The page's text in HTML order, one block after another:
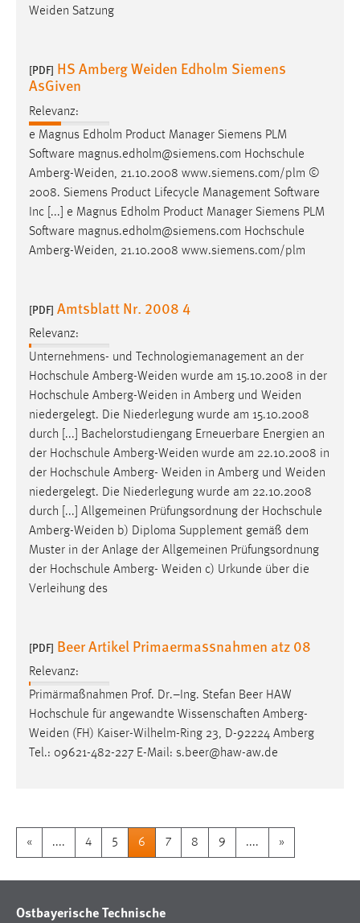
Weiden Satzung
[PDF] HS Amberg Weiden Edholm Siemens
AsGiven
Relevanz:
e Magnus Edholm Product Manager Siemens PLM
Software magnus.edholm@siemens.com Hochschule
Amberg-Weiden, 21.10.2008 www.siemens.com/plm ©
2008. Siemens Product Lifecycle Management Software
Inc [...] e Magnus Edholm Product Manager Siemens PLM
Software magnus.edholm@siemens.com Hochschule
Amberg-Weiden, 21.10.2008 www.siemens.com/plm
[PDF] Amtsblatt Nr. 2008 4
Relevanz:
Unternehmens- und Technologiemanagement an der
Hochschule Amberg-Weiden wurde am 15.10.2008 in der
Hochschule Amberg-Weiden in Amberg und Weiden
niedergelegt. Die Niederlegung wurde am 15.10.2008
durch [...] Bachelorstudiengang Erneuerbare Energien an
der Hochschule Amberg-Weiden wurde am 22.10.2008 in
der Hochschule Amberg- Weiden in Amberg und Weiden
niedergelegt. Die Niederlegung wurde am 22.10.2008
durch [...] Allgemeinen Prüfungsordnung der Hochschule
Amberg-Weiden b) Diploma Supplement gemäß dem
Muster in der Anlage der Allgemeinen Prüfungsordnung
der Hochschule Amberg- Weiden c) Urkunde über die
Verleihung des
[PDF] Beer Artikel Primaermassnahmen atz 08
Relevanz:
Primärmaßnahmen Prof. Dr.–Ing. Stefan Beer HAW
Hochschule für angewandte Wissenschaften Amberg-
Weiden (FH) Kaiser-Wilhelm-Ring 23, D-92224 Amberg
Tel.: 09621-482-227 E-Mail: s.beer@haw-aw.de
« .... 4 5 6 7 8 9 .... »
Ostbayerische Technische